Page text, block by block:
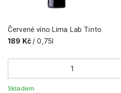
Červené víno Lima Lab Tinto
189 Kč / 0,75l
Skladem